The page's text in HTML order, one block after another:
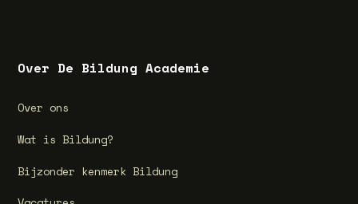
Over De Bildung Academie
Over ons
Wat is Bildung?
Bijzonder kenmerk Bildung